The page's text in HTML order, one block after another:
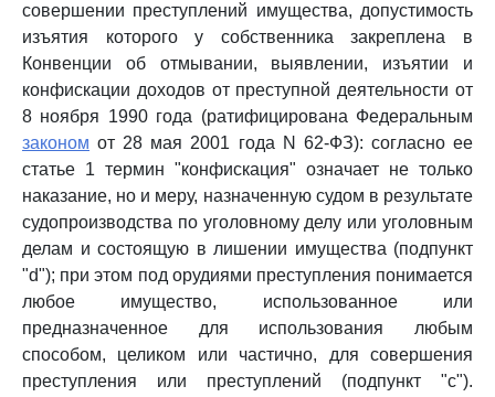
совершении преступлений имущества, допустимость
изъятия которого у собственника закреплена в
Конвенции об отмывании, выявлении, изъятии и
конфискации доходов от преступной деятельности от
8 ноября 1990 года (ратифицирована Федеральным
законом от 28 мая 2001 года N 62-ФЗ): согласно ее
статье 1 термин "конфискация" означает не только
наказание, но и меру, назначенную судом в результате
судопроизводства по уголовному делу или уголовным
делам и состоящую в лишении имущества (подпункт
"d"); при этом под орудиями преступления понимается
любое имущество, использованное или
предназначенное для использования любым
способом, целиком или частично, для совершения
преступления или преступлений (подпункт "c").